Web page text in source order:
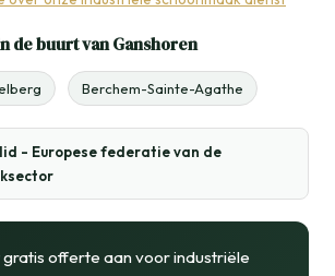
de buurt van Ganshoren
Berchem-Sainte-Agathe
lid - Europese federatie van de
gratis offerte aan voor industriële